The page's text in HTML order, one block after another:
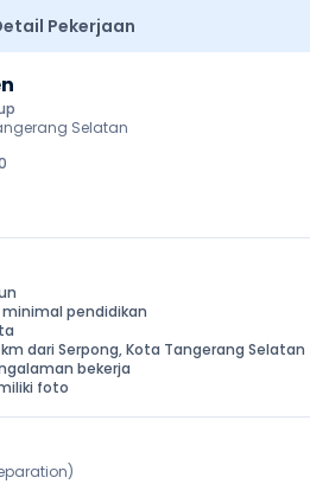
Pekerjaan
Selatan
minimal pendidikan
dari Serpong, Kota Tangerang Selatan
bekerja
foto